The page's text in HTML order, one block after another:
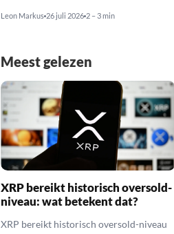
Leon Markus 26 juli 2026 2 – 3 min
Meest gelezen
XRP bereikt historisch oversold-
niveau: wat betekent dat?
XRP bereikt historisch oversold-niveau